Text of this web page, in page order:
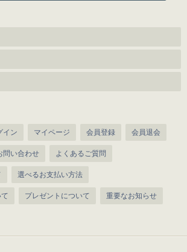
イン マイページ 会員登録 会員退会
問い合わせ よくあるご質問
選べるお支払い方法
プレゼントについて 重要なお知らせ